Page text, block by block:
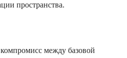
пространства.
между базовой